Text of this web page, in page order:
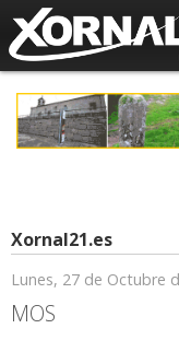
Xornal21.es
Lunes, 27 de Octubre
MOS